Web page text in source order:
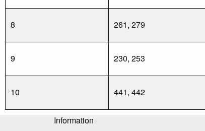
8 261, 279
9 230, 253
10 441, 442
Information